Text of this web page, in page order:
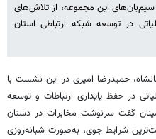
سیم‌بان‌های این مجموعه، از تلاش‌های
در توسعه شبکه ارتباطی استان
حمیدرضا امیری در این نشست با
در حفظ پایداری ارتباطات و توسعه
گفت سرنوشت مخابرات در دستان
شرایط جوی، به‌صورت شبانه‌روزی